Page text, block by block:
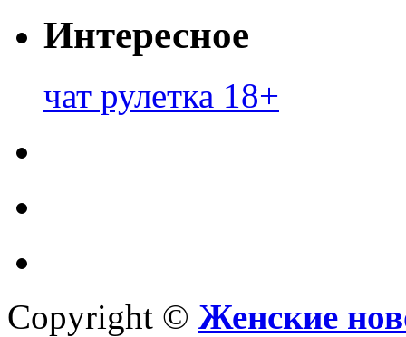
Интересное
чат рулетка 18+
Copyright © Женские